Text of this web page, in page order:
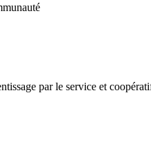
par le service et